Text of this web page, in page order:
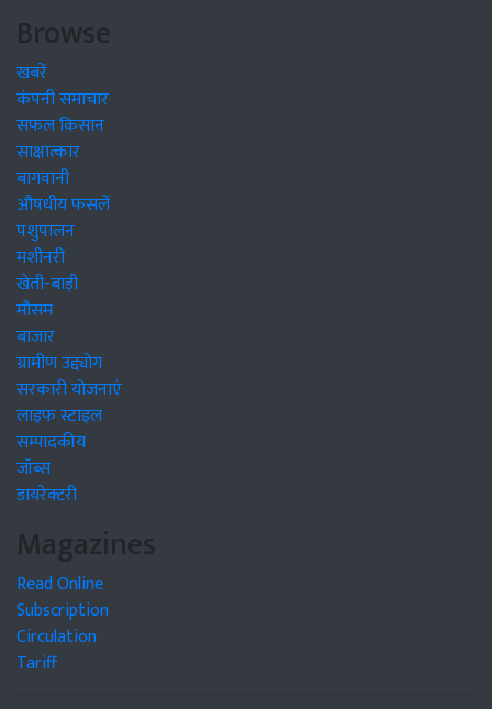
Browse
खबरें
कंपनी समाचार
सफल किसान
साक्षात्कार
बागवानी
औषधीय फसलें
पशुपालन
मशीनरी
खेती-बाड़ी
मौसम
बाजार
ग्रामीण उद्द्योग
सरकारी योजनाएं
लाइफ स्टाइल
सम्पादकीय
जॉब्स
डायरेक्टरी
Magazines
Read Online
Subscription
Circulation
Tariff